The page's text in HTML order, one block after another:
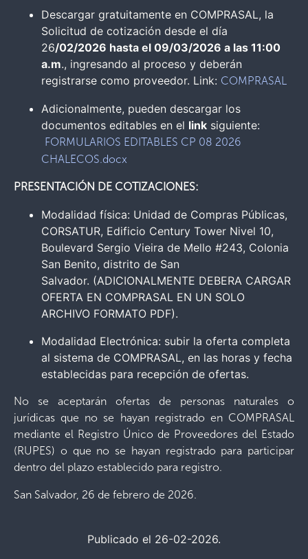
Descargar gratuitamente en COMPRASAL, la
Solicitud de cotización desde el día
26/02/2026 hasta el 09/03/2026 a las 11:00
a.m., ingresando al proceso y deberán
registrarse como proveedor. Link: COMPRASAL
Adicionalmente, pueden descargar los
documentos editables en el link siguiente:
FORMULARIOS EDITABLES CP 08 2026
CHALECOS.docx
PRESENTACIÓN DE COTIZACIONES:
Modalidad física: Unidad de Compras Públicas,
CORSATUR, Edificio Century Tower Nivel 10,
Boulevard Sergio Vieira de Mello #243, Colonia
San Benito, distrito de San
Salvador. (ADICIONALMENTE DEBERA CARGAR
OFERTA EN COMPRASAL EN UN SOLO
ARCHIVO FORMATO PDF).
Modalidad Electrónica: subir la oferta completa
al sistema de COMPRASAL, en las horas y fecha
establecidas para recepción de ofertas.
No se aceptarán ofertas de personas naturales o
jurídicas que no se hayan registrado en COMPRASAL
mediante el Registro Único de Proveedores del Estado
(RUPES) o que no se hayan registrado para participar
dentro del plazo establecido para registro.
San Salvador, 26 de febrero de 2026.
Publicado el 26-02-2026.